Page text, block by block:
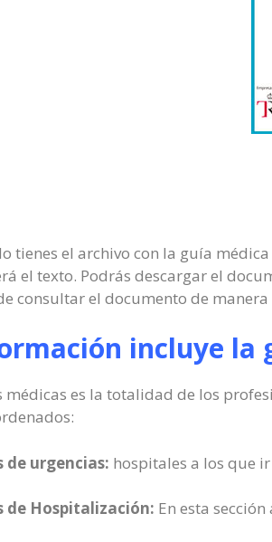
tienes el archivo con la guía
el texto. Podrás descargar el
consultar el documento de
incluye la
médicas es la totalidad de los
de urgencias: hospitales a los que
de Hospitalización: En esta